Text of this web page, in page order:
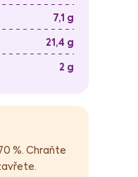
7,1 g
21,4 g
2 g
%. Chraňte